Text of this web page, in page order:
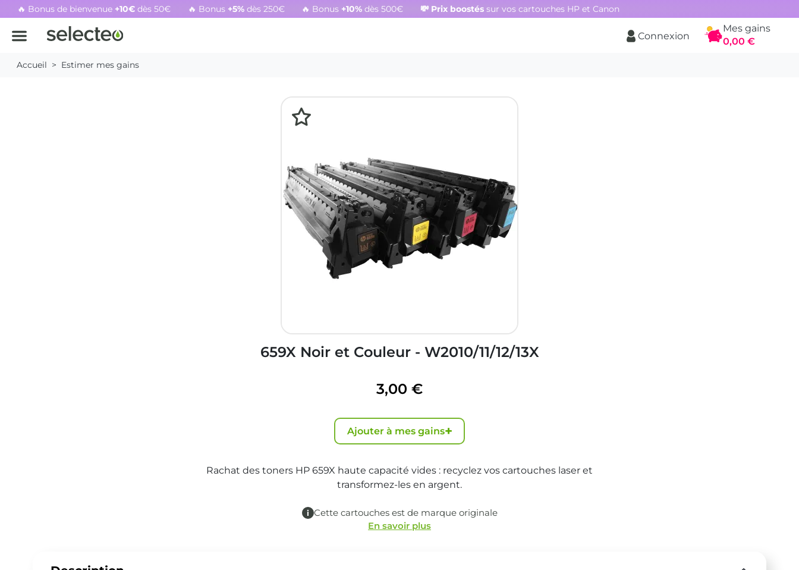
🔥 Bonus de bienvenue +10€dès 50€ 🔥 Bonus +5%dès 250€ 🔥 Bonus +10% dès 500€ 💸 Prix boostés sur vos cartouches HP et Canon
Connexion
Panier
Mes gains
0,00 €
Accueil Estimer mes gains
659X Noir et Couleur - W2010/11/12/13X
3,00 €
Ajouter à mes gains+
Rachat des toners HP 659X haute capacité vides : recyclez vos cartouches laser et
transformez-les en argent.
Cette cartouches est de marque originale
En savoir plus